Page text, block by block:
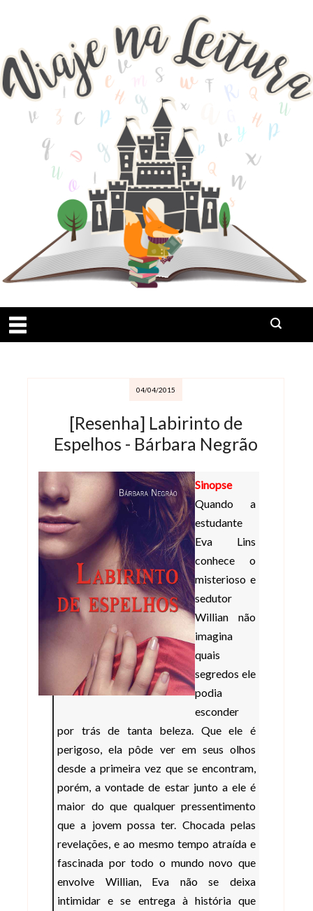
04/04/2015
[Resenha] Labirinto de
Espelhos - Bárbara Negrão
Sinopse
Quando a
estudante
Eva Lins
conhece o
misterioso e
sedutor
Willian não
imagina
quais
segredos ele
podia
esconder
por trás de tanta beleza. Que ele é
perigoso, ela pôde ver em seus olhos
desde a primeira vez que se encontram,
porém, a vontade de estar junto a ele é
maior do que qualquer pressentimento
que a jovem possa ter. Chocada pelas
revelações, e ao mesmo tempo atraída e
fascinada por todo o mundo novo que
envolve Willian, Eva não se deixa
intimidar e se entrega à história que